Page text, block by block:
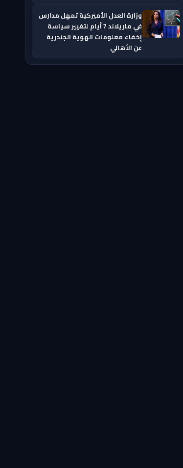
وزارة العدل الأميركية تمهل مدارس
في ماريلاند 7 أيام لتغيير سياسة
إخفاء معلومات الهوية الجندرية
عن الأهالي